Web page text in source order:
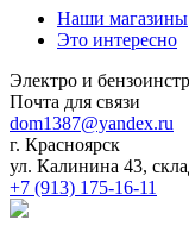
Наши магазины
Это интересно
Электро и
Почта для связи
dom1387@yandex.ru
г. Красноярск
ул. Калинина 43,
+7 (913) 175-16-11